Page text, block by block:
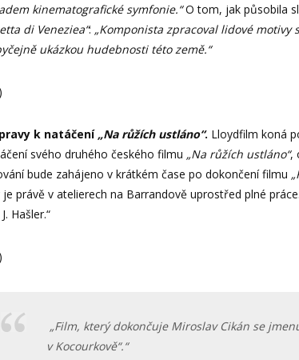
kinematografické symfonie.“O tom, jak působila
di Veneziea“: „Komponista zpracoval lidové motivy
ukázkou hudebnosti této země.“
k natáčení „Na růžích ustláno“. Lloydfilm koná
svého druhého českého filmu „Na růžích ustláno“,
bude zahájeno v krátkém čase po dokončení filmu
je právě v atelierech na Barrandově uprostřed plné
Hašler.“
„Film, který dokončuje Miroslav Cikán se
v Kocourkově“.“